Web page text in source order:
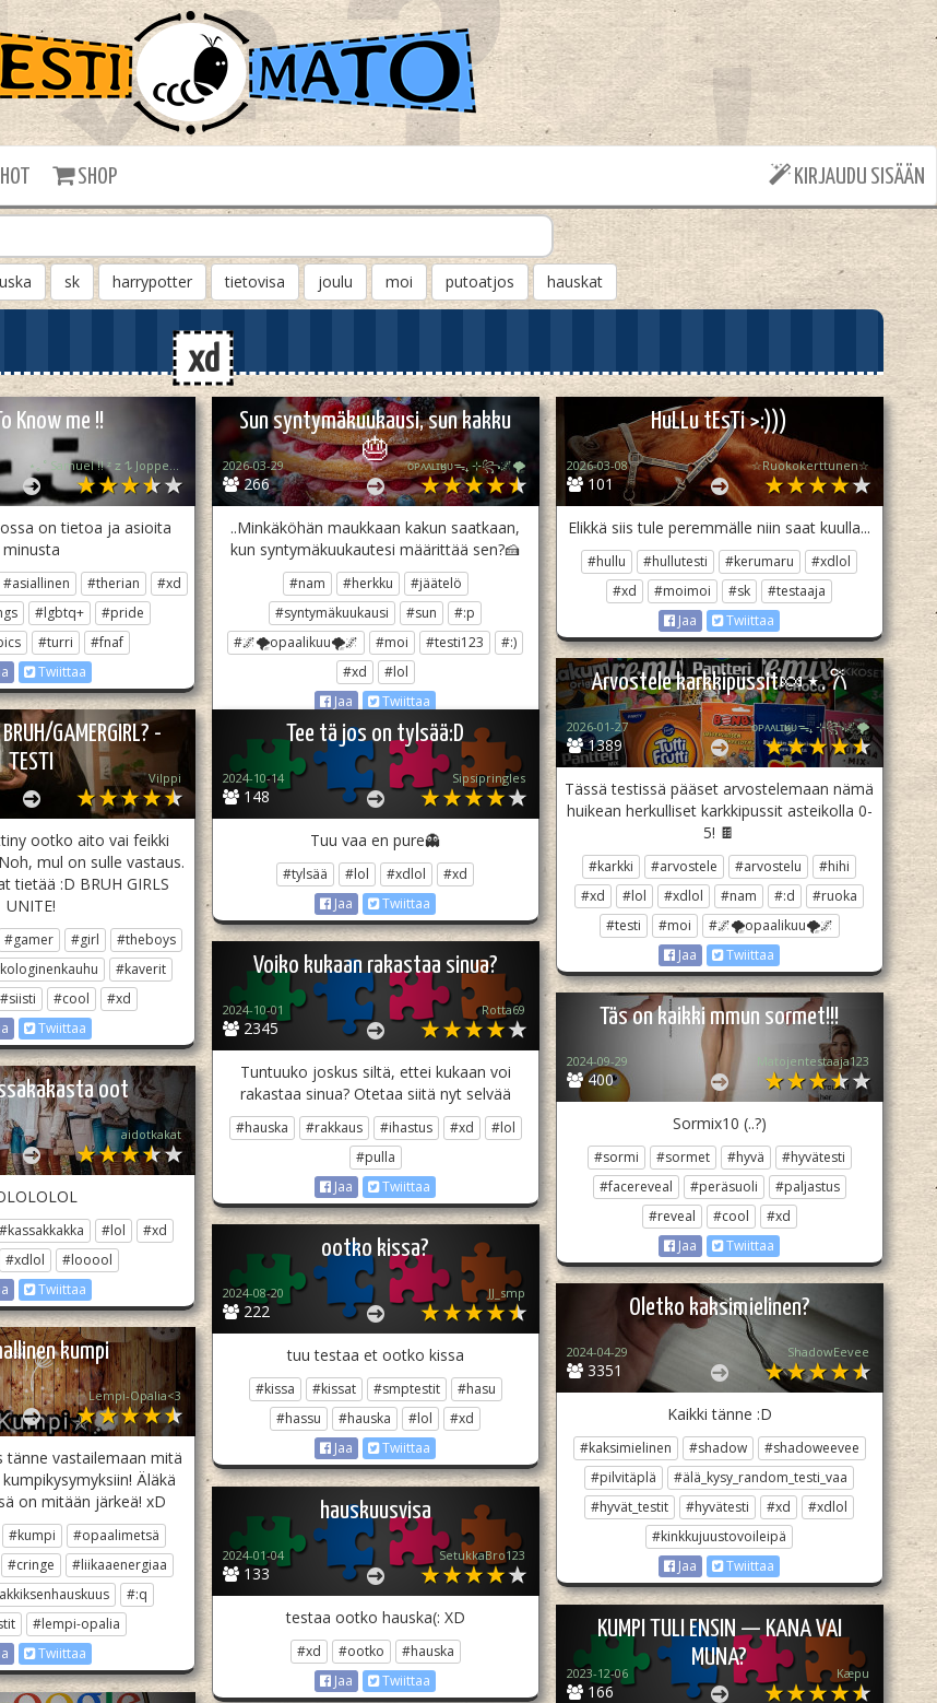
SHOP KIRJAUDU SISÄÄN
sk harrypotter tietovisa joulu moi putoatjos hauskat
xd
Know me !!
⋆｡˚ Samuel !! ᶻ 𝗓 𐰁 Jopper truther!!
on tietoa ja asioita
minusta
#asiallinen #therian
#xd
#lgbtq+
#pride
#turri
#fnaf
Twiittaa
Sun syntymäkuukausi, sun kakku
🎂
266
2026-03-29 ᴏᴘᴀᴀʟɪӄᴜᴜᯓ₊ ⊹꧂🌌🌪
..Minkäköhän maukkaan kakun saatkaan,
kun syntymäkuukautesi määrittää sen?🍰
#nam #herkku
#jäätelö
#syntymäkuukausi
#sun
#:p
#🌌🌪opaalikuu🌪🌌
#moi #testi123
#:)
#xd
#lol
Jaa
Twiittaa
HuLLu tEsTi >:)))
101
2026-03-08 ☆Ruokokerttunen☆
Elikkä siis tule peremmälle niin saat kuulla...
#hullu #hullutesti #kerumaru
#xdlol
#xd
#moimoi #sk
#testaaja
Jaa
Twiittaa
Arvostele karkkipussit🍬⋆. 𐙚
1389
2026-01-27 ᴏᴘᴀᴀʟɪӄᴜᴜᯓ₊ ⊹꧂🌌🌪
Tässä testissä pääset arvostelemaan nämä
huikean herkulliset karkkipussit asteikolla 0-
5! 🍫
#karkki #arvostele #arvostelu
#hihi
#xd
#lol #xdlol #nam #:d
#ruoka
#testi
#moi
#🌌🌪opaalikuu🌪🌌
Jaa
Twiittaa
GAMERGIRL? -
TESTI
Vilppi
ootko aito vai feikki
mul on sulle vastaus.
tietää :D BRUH GIRLS
UNITE!
#gamer #girl
#theboys
#kaverit
#siisti #cool
#xd
Twiittaa
Tee tä jos on tylsää:D
148
2024-10-14 Sipsipringles
Tuu vaa en pure👻
#tylsää #lol #xdlol
#xd
Jaa
Twiittaa
Voiko kukaan rakastaa sinua?
2345
2024-10-01 Rotta69
Tuntuuko joskus siltä, ettei kukaan voi
rakastaa sinua? Otetaa siitä nyt selvää
#hauska #rakkaus #ihastus #xd
#lol
#pulla
Jaa
Twiittaa
Täs on kaikki mmun sormet!!!
400
2024-09-29 Matojentestaaja123
Sormix10 (..?)
#sormi #sormet #hyvä
#hyvätesti
#facereveal
#peräsuoli
#paljastus
#reveal
#cool
#xd
Jaa
Twiittaa
oot
aidotkakat
#kassakkakka #lol
#xd
#xdlol
#looool
Twiittaa
ootko kissa?
222
2024-08-20 JJ_smp
tuu testaa et ootko kissa
#kissa #kissat #smptestit
#hasu
#hassu
#hauska #lol
#xd
Jaa
Twiittaa
Oletko kaksimielinen?
3351
2024-04-29 ShadowEevee
Kaikki tänne :D
#kaksimielinen #shadow
#shadoweevee
#pilvitäplä
#älä_kysy_random_testi_vaa
#hyvät_testit
#hyvätesti #xd
#xdlol
#kinkkujuustovoileipä
Jaa
Twiittaa
kumpi
Lempi-Opalia<3
tänne vastailemaan mitä
Äläkä
on mitään järkeä! xD
#kumpi
#opaalimetsä
#cringe
#liikaaenergiaa
#:q
#lempi-opalia
Twiittaa
hauskuusvisa
133
2024-01-04 SetukkaBro123
testaa ootko hauska(: XD
#xd #ootko
#hauska
Jaa
Twiittaa
KUMPI TULI ENSIN — KANA VAI
MUNA?
166
2023-12-06 Kæpu